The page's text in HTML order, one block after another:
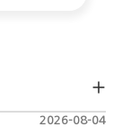
2026-08-04